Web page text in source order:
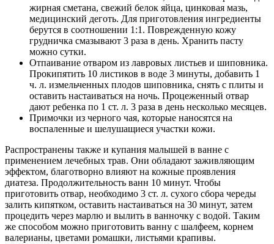
жирная сметана, свежий белок яйца, цинковая мазь,
медицинский деготь. Для приготовления ингредиенты
берутся в соотношении 1:1. Поврежденную кожу
грудничка смазывают 3 раза в день. Хранить пасту
можно сутки.
Отпаивание отваром из лавровых листьев и шиповника.
Прокипятить 10 листиков в воде 3 минуты, добавить 1
ч. л. измельченных плодов шиповника, снять с плиты и
оставить настаиваться на ночь. Процеженный отвар
дают ребенка по 1 ст. л. 3 раза в день несколько месяцев.
Примочки из черного чая, которые наносятся на
воспаленные и шелушащиеся участки кожи.
Распространены также и купания малышей в ванне с
применением лечебных трав. Они обладают заживляющим
эффектом, благотворно влияют на кожные проявления
диатеза. Продолжительность ванн 10 минут. Чтобы
приготовить отвар, необходимо 3 ст. л. сухого сбора череды
залить кипятком, оставить настаиваться на 30 минут, затем
процедить через марлю и вылить в ванночку с водой. Таким
же способом можно приготовить ванну с шалфеем, корнем
валерианы, цветами ромашки, листьями крапивы.